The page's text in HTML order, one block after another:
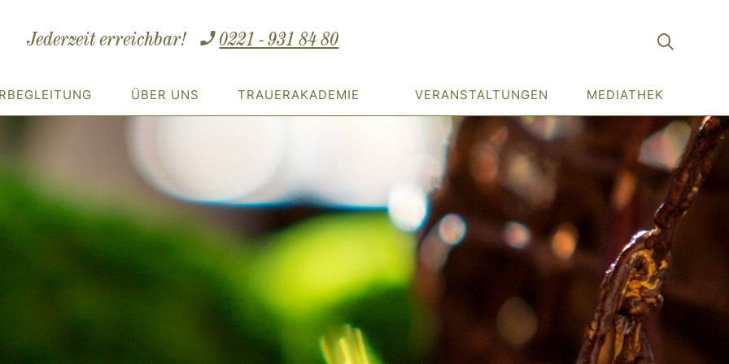
Jederzeit erreichbar! 0221 - 931 84 80
ÜBER UNS TRAUERAKADEMIE VERANSTALTUNGEN MEDIATHEK